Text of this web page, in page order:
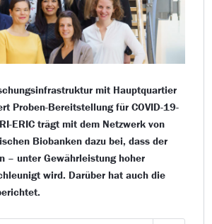
mit Hauptquartier
Proben-Bereitstellung für COVID-19-
ERIC trägt mit dem Netzwerk von
Biobanken dazu bei, dass der
– unter Gewährleistung hoher
wird. Darüber hat auch die